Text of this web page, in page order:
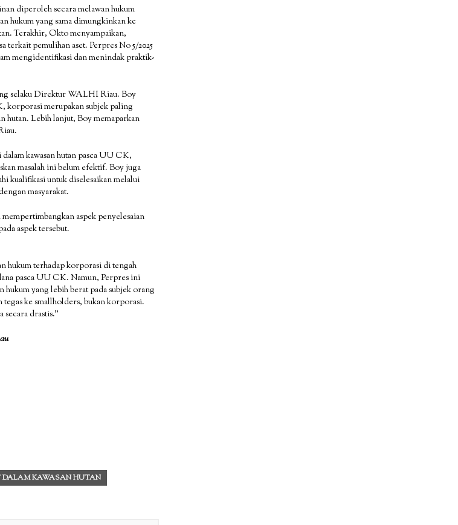
diperoleh secara melawan hukum
hukum yang sama dimungkinkan ke
Terakhir, Okto menyampaikan,
terkait pemulihan aset. Perpres No 5/2025
mengidentifikasi dan menindak praktik-
selaku Direktur WALHI Riau. Boy
korporasi merupakan subjek paling
hutan. Lebih lanjut, Boy memaparkan
kawasan hutan pasca UU CK,
masalah ini belum efektif. Boy juga
kualifikasi untuk diselesaikan melalui
masyarakat.
mempertimbangkan aspek penyelesaian
aspek tersebut.
hukum terhadap korporasi di tengah
pasca UU CK. Namun, Perpres ini
hukum yang lebih berat pada subjek orang
ke smallholders, bukan korporasi.
drastis.”
DALAM KAWASAN HUTAN